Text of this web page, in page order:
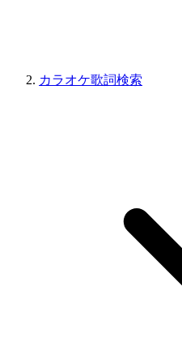
カラオケ歌詞検索